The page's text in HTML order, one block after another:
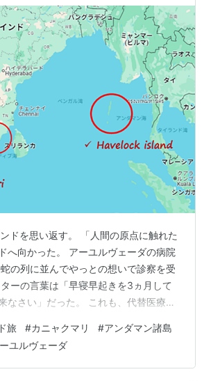
ドを思い返す。 「人間の原点に触れた
へ向かった。 アーユルヴェーダの病院
の列に並んでやっとの想いで診察を受
ーの言葉は「早寝早起きを3ヵ月して
なさい」だった。 これも、代替医療の
旅 #カニャクマリ #アンダマン諸島
ユルヴェーダ